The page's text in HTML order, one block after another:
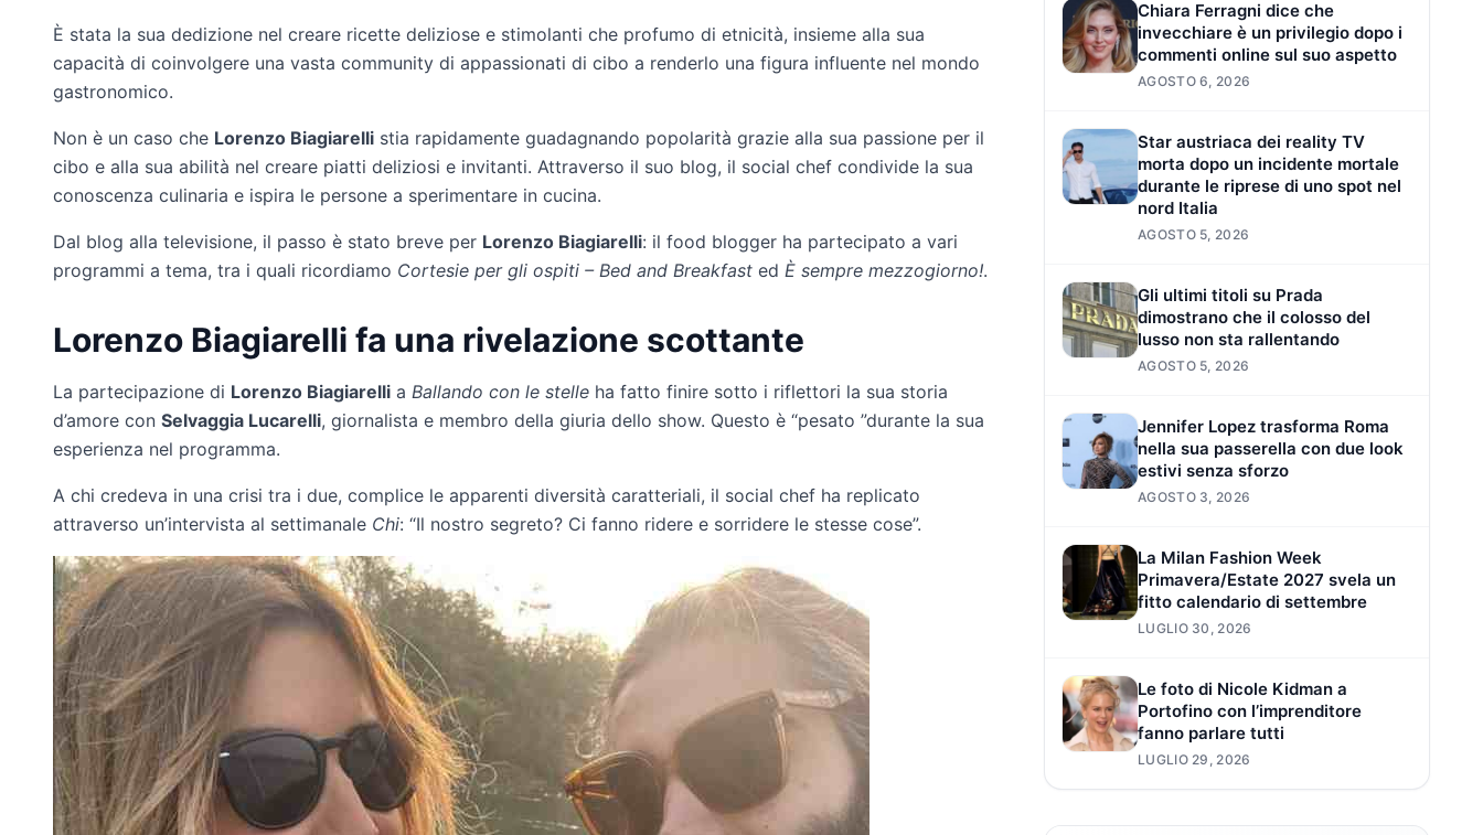
È stata la sua dedizione nel creare ricette deliziose e stimolanti che profumo di etnicità, insieme alla sua
capacità di coinvolgere una vasta community di appassionati di cibo a renderlo una figura influente nel mondo
gastronomico.
Non è un caso che Lorenzo Biagiarelli stia rapidamente guadagnando popolarità grazie alla sua passione per il
cibo e alla sua abilità nel creare piatti deliziosi e invitanti. Attraverso il suo blog, il social chef condivide la sua
conoscenza culinaria e ispira le persone a sperimentare in cucina.
Dal blog alla televisione, il passo è stato breve per Lorenzo Biagiarelli: il food blogger ha partecipato a vari
programmi a tema, tra i quali ricordiamo Cortesie per gli ospiti – Bed and Breakfast ed È sempre mezzogiorno!.
Lorenzo Biagiarelli fa una rivelazione scottante
La partecipazione di Lorenzo Biagiarelli a Ballando con le stelle ha fatto finire sotto i riflettori la sua storia
d’amore con Selvaggia Lucarelli, giornalista e membro della giuria dello show. Questo è “pesato ”durante la sua
esperienza nel programma.
A chi credeva in una crisi tra i due, complice le apparenti diversità caratteriali, il social chef ha replicato
attraverso un’intervista al settimanale Chi: “Il nostro segreto? Ci fanno ridere e sorridere le stesse cose”.
Chiara Ferragni dice che
invecchiare è un privilegio dopo i
commenti online sul suo aspetto
AGOSTO 6, 2026
Star austriaca dei reality TV
morta dopo un incidente mortale
durante le riprese di uno spot nel
nord Italia
AGOSTO 5, 2026
Gli ultimi titoli su Prada
dimostrano che il colosso del
lusso non sta rallentando
AGOSTO 5, 2026
Jennifer Lopez trasforma Roma
nella sua passerella con due look
estivi senza sforzo
AGOSTO 3, 2026
La Milan Fashion Week
Primavera/Estate 2027 svela un
fitto calendario di settembre
LUGLIO 30, 2026
Le foto di Nicole Kidman a
Portofino con l’imprenditore
fanno parlare tutti
LUGLIO 29, 2026